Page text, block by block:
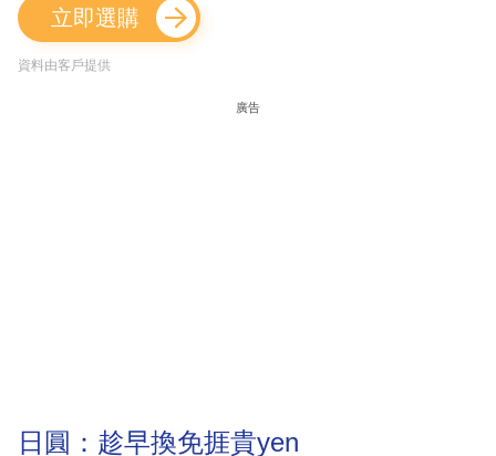
立即選購
資料由客戶提供
廣告
日圓：趁早換免捱貴yen